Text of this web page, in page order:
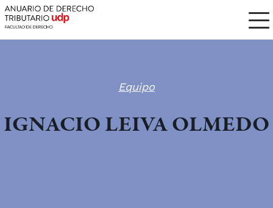
Equipo
IGNACIO LEIVA OLMEDO